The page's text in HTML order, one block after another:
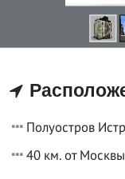
Полуостров
40 км. от Москвы